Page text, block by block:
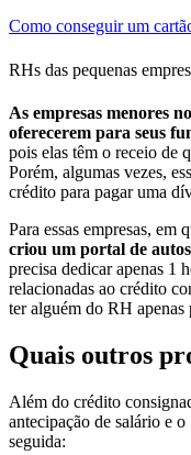
Como conseguir um
RHs das pequenas
As empresas menores
oferecerem para seus
pois elas têm o receio de
Porém, algumas vezes,
crédito para pagar uma
Para essas empresas, em
criou um portal de
precisa dedicar apenas 1
relacionadas ao crédito
ter alguém do RH apenas
Quais outros
Além do crédito
antecipação de salário e
seguida: